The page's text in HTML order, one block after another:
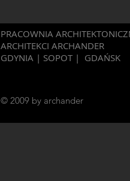
PRACOWNIA
ARCHITEKCI ARCHANDER
GDYNIA | SOPOT | GDAŃSK
© 2009 by archander